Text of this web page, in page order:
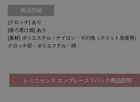
商品詳細
[クロッチ] あり
[後ろ透け感] あり
[素材] ポリエステル・ナイロン・その他（スリット糸使用）
クロッチ部：ポリエステル・綿
レミニセンス エンブレース Tバック商品説明